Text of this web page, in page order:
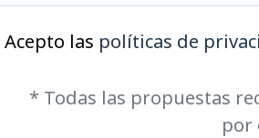
Acepto las políticas de
* Todas las propuestas
por